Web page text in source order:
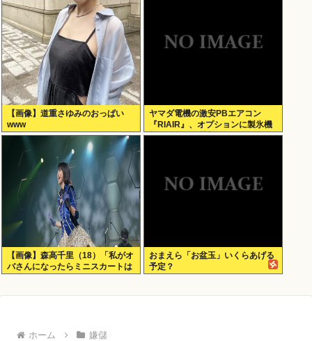
【画像】道重さゆみのおっぱい
www
ヤマダ電機の激安PBエアコン
『RIAIR』、オプションに製氷機
能も付いてた模様www
【画像】森高千里（18）「私がオ
バさんになったらミニスカートは
おまえら「お盆玉」いくらあげる
予定？
ホーム 嫌儲